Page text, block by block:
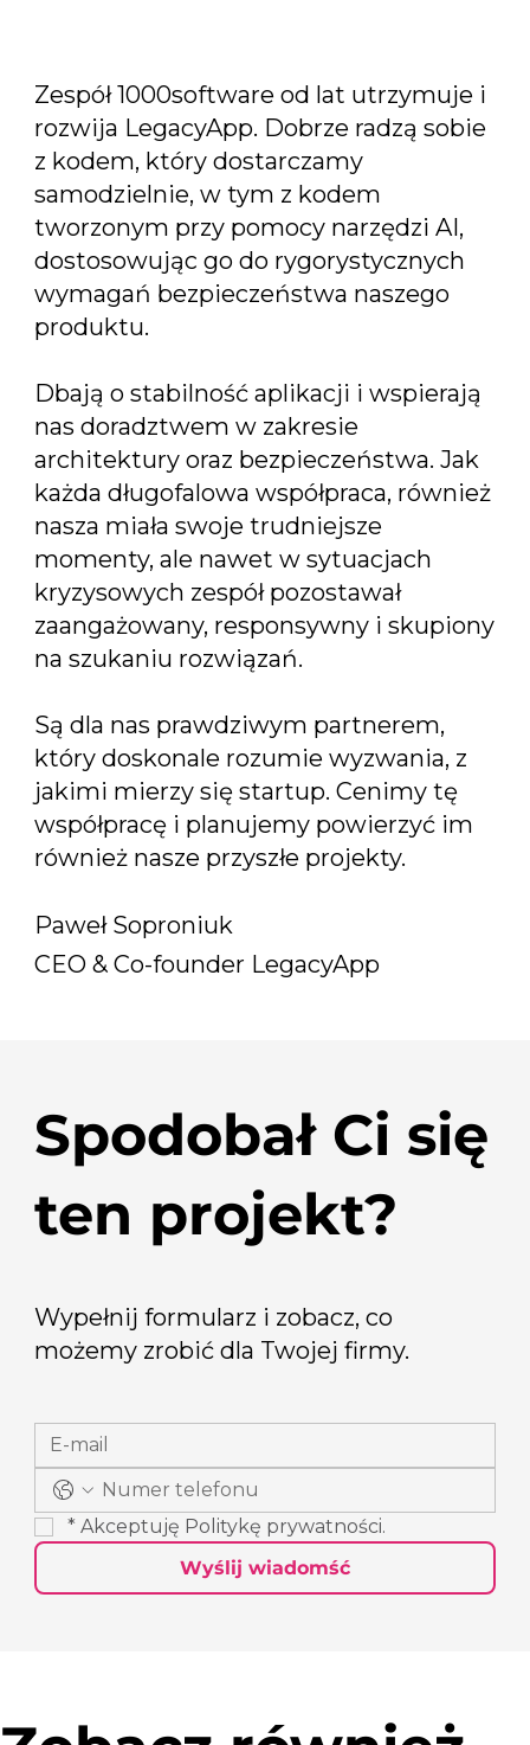
Zespół 1000software od lat utrzymuje i
rozwija LegacyApp. Dobrze radzą sobie
z kodem, który dostarczamy
samodzielnie, w tym z kodem
tworzonym przy pomocy narzędzi AI,
dostosowując go do rygorystycznych
wymagań bezpieczeństwa naszego
produktu.
Dbają o stabilność aplikacji i wspierają
nas doradztwem w zakresie
architektury oraz bezpieczeństwa. Jak
każda długofalowa współpraca, również
nasza miała swoje trudniejsze
momenty, ale nawet w sytuacjach
kryzysowych zespół pozostawał
zaangażowany, responsywny i skupiony
na szukaniu rozwiązań.
Są dla nas prawdziwym partnerem,
który doskonale rozumie wyzwania, z
jakimi mierzy się startup. Cenimy tę
współpracę i planujemy powierzyć im
również nasze przyszłe projekty.
Paweł Soproniuk
CEO & Co-founder LegacyApp
Spodobał Ci się
ten projekt?
Wypełnij formularz i zobacz, co
możemy zrobić dla Twojej firmy.
* Akceptuję Politykę prywatności.
Wyślij wiadomść